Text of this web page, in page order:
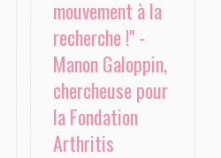
mouvement à la
recherche !" -
Manon Galoppin,
chercheuse pour
la Fondation
Arthritis